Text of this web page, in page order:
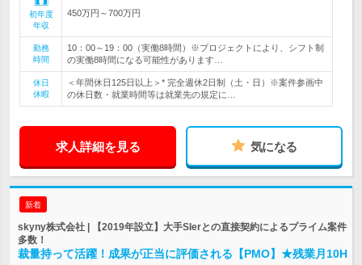
初年度
年収
450万円～700万円
勤務
時間
10：00～19：00（実働8時間）※プロジェクトにより、シフト制
の実働8時間になる可能性があります…
休日
休暇
＜年間休日125日以上＞* 完全週休2日制（土・日）※案件参画中
の休日数・就業時間等は就業先の規定に…
求人詳細を見る 気になる
新着
skyny株式会社 | 【2019年設立】大手SIerとの直接契約によるプライム案件
多数！
裁量持って活躍！成果が正当に評価される【PMO】★残業月10H